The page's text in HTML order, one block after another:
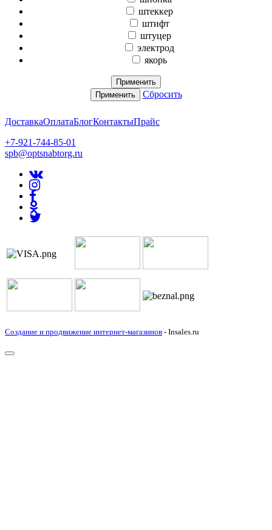
штеккер
штифт
штуцер
электрод
якорь
Применить
Применить
Сбросить
ДоставкаОплатаБлогКонтактыПрайс
+7-921-744-85-01
spb@optsnabtorg.ru
Создание и продвижение интернет-магазинов - Insales.ru